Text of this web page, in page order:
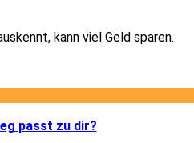
kann viel Geld sparen.
passt zu dir?